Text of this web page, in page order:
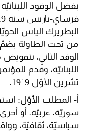
بفضل الوفود
البطريرك الياس
من تحت الطاولة بضمّ
الوفد الثاني،
تشرين الأوّل 1919.
أ- المطلب الأوّل:
سوريّة، عربيّة، أو أخرى.
سياسيّة، ثقافيّة،